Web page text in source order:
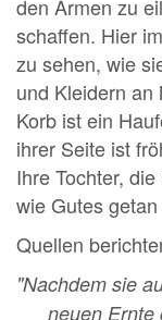
den Armen zu
schaffen. Hier
zu sehen, wie
und Kleidern
Korb ist ein
ihrer Seite ist
Ihre Tochter,
wie Gutes
Quellen
"Nachdem sie
neuen Ernte